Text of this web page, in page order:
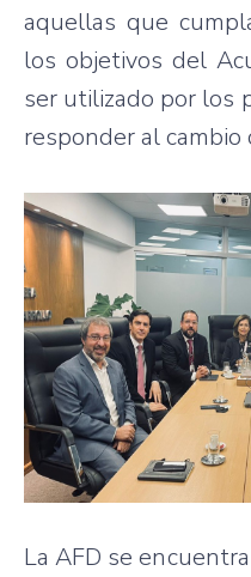
aquellas que
los objetivos del
ser utilizado por los
responder al cambio
La AFD se